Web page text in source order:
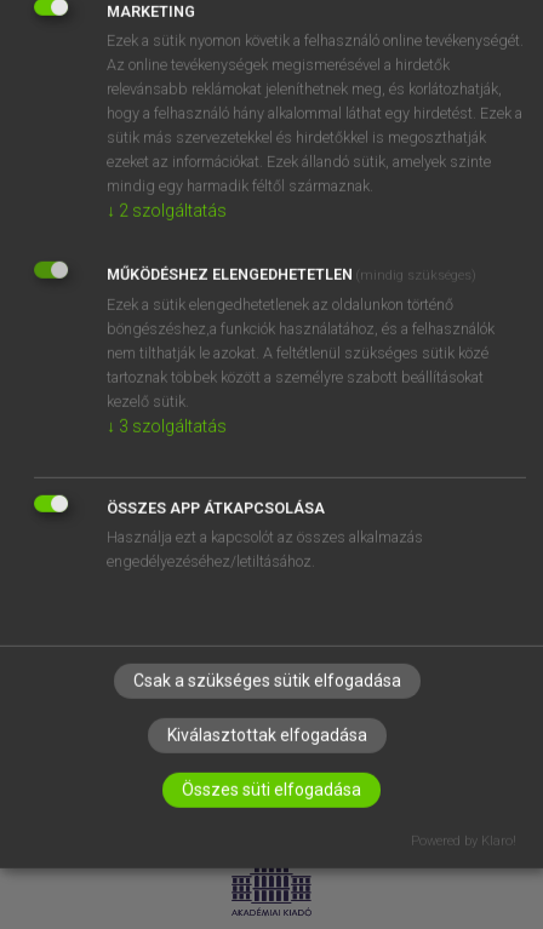
SZOTAR.NET APPLIKÁCIÓ
MICROSOFT OFFICE BŐVÍTMÉNY
BEÉPÜLŐ SZÓTÁRMODUL
ONLINE NYELVVIZSGA
EGYÉNI FELHASZNÁLÓKNAK
TANULÓKNAK
OKTATÁSI INTÉZMÉNYEKNEK
VÁLLALATI MEGOLDÁSOK
RÓLUNK
ELÉRHETŐSÉG
SÜTI BEÁLLÍTÁSOK
LICENCSZERZŐDÉS ADATVÉDELEM
MARKETING
Ezek a sütik nyomon követik a felhasználó online tevékenységét.
Az online tevékenységek megismerésével a hirdetők
relevánsabb reklámokat jeleníthetnek meg, és korlátozhatják,
hogy a felhasználó hány alkalommal láthat egy hirdetést. Ezek a
sütik más szervezetekkel és hirdetőkkel is megoszthatják
ezeket az információkat. Ezek állandó sütik, amelyek szinte
mindig egy harmadik féltől származnak.
↓ 2 szolgáltatás
MŰKÖDÉSHEZ ELENGEDHETETLEN (mindig szükséges)
Ezek a sütik elengedhetetlenek az oldalunkon történő
böngészéshez,a funkciók használatához, és a felhasználók
nem tilthatják le azokat. A feltétlenül szükséges sütik közé
tartoznak többek között a személyre szabott beállításokat
kezelő sütik.
↓ 3 szolgáltatás
ÖSSZES APP ÁTKAPCSOLÁSA
Használja ezt a kapcsolót az összes alkalmazás
engedélyezéséhez/letiltásához.
Csak a szükséges sütik elfogadása
Kiválasztottak elfogadása
Összes süti elfogadása
Powered by Klaro!